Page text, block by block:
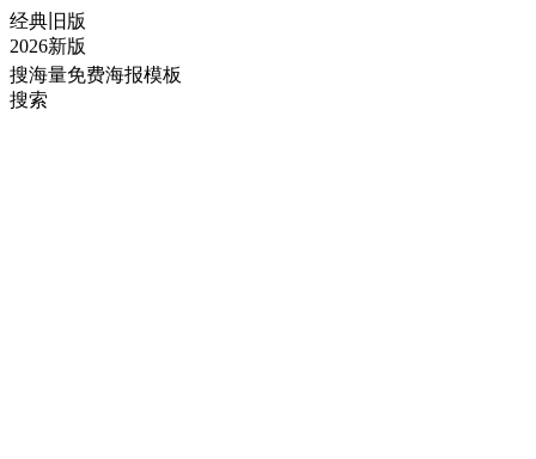
经典旧版
2026新版
搜海量免费海报模板
搜索